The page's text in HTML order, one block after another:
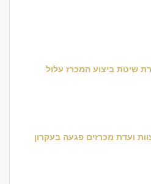
שיטת ביצוע המכרז עלול
ועדת מכרזים פגעה בעקרון